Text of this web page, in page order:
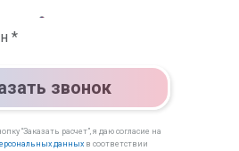
звонок
“Заказать расчет”, я даю согласие на
данныхв соответствии